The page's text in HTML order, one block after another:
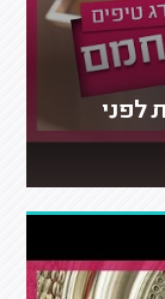
לפני